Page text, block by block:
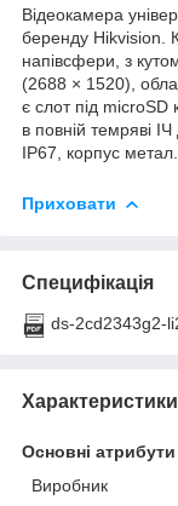
Відеокамера
беренду Hikvision.
напівсфери, з
(2688 × 1520),
є слот під microSD
в повній темряві
ІР67, корпус
Приховати
Специфікація
ds-2cd2343g2-
Характеристики
Основні атрибути
Виробник